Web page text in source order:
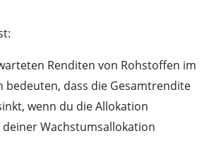
Renditen von Rohstoffen im
bedeuten, dass die Gesamtrendite
wenn du die Allokation
Wachstumsallokation